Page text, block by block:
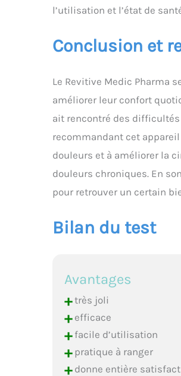
l’utilisation et l’état de
Conclusion et
Le Revitive Medic Pharma
améliorer leur confort
ait rencontré des
recommandant cet
douleurs et à améliorer la
douleurs chroniques. En
pour retrouver un certain
Bilan du test
Avantages
+très joli
+efficace
+facile d’utilisation
+pratique à ranger
+donne entière